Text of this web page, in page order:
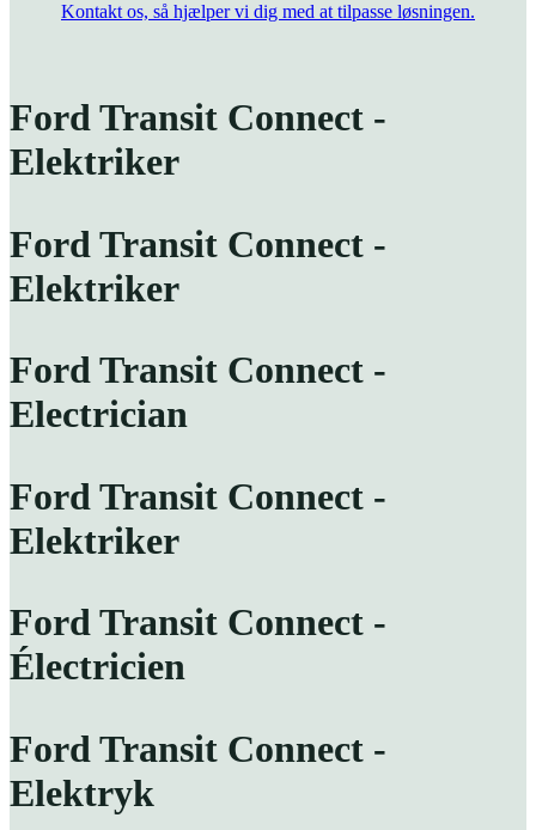
Kontakt os, så hjælper vi dig med at tilpasse løsningen.
Ford Transit Connect -
Elektriker
Ford Transit Connect -
Elektriker
Ford Transit Connect -
Electrician
Ford Transit Connect -
Elektriker
Ford Transit Connect -
Électricien
Ford Transit Connect -
Elektryk